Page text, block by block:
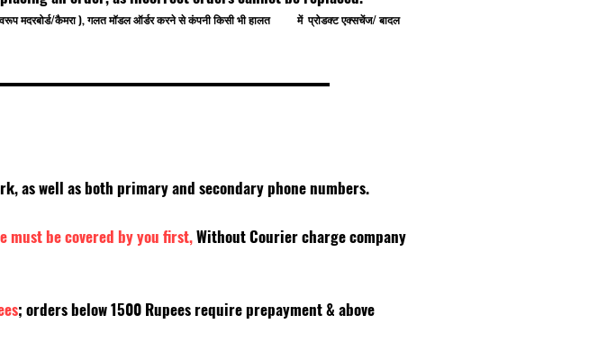
मदरबोर्ड/कैमरा ), गलत मॉडल ऑर्डर करने से कंपनी किसी भी हालत में प्रोडक्ट एक्सचेंज/ बादल
as well as both primary and secondary phone numbers.
must be covered by you first,Without Courier charge company
; orders below 1500 Rupees require prepayment & above